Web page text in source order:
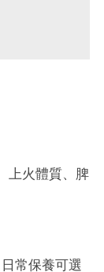
上火體質、脾
常保養可選